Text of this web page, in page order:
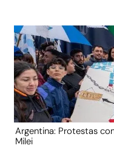
Argentina: Protestas
Milei